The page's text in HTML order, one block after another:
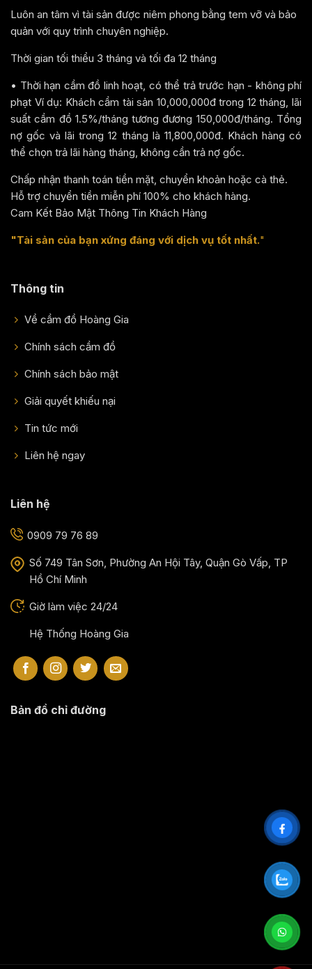
Luôn an tâm vì tài sản được niêm phong bằng tem vỡ và bảo
quản với quy trình chuyên nghiệp.
Thời gian tối thiểu 3 tháng và tối đa 12 tháng
• Thời hạn cầm đồ linh hoạt, có thể trả trước hạn - không phí
phạt Ví dụ: Khách cầm tài sản 10,000,000đ trong 12 tháng, lãi
suất cầm đồ 1.5%/tháng tương đương 150,000đ/tháng. Tổng
nợ gốc và lãi trong 12 tháng là 11,800,000đ. Khách hàng có
thể chọn trả lãi hàng tháng, không cần trả nợ gốc.
Chấp nhận thanh toán tiền mặt, chuyển khoản hoặc cà thẻ.
Hỗ trợ chuyển tiền miễn phí 100% cho khách hàng.
Cam Kết Bảo Mật Thông Tin Khách Hàng
"Tài sản của bạn xứng đáng với dịch vụ tốt nhất."
Thông tin
Về cầm đồ Hoàng Gia
Chính sách cầm đồ
Chính sách bảo mật
Giải quyết khiếu nại
Tin tức mới
Liên hệ ngay
Liên hệ
0909 79 76 89
Số 749 Tân Sơn, Phường An Hội Tây, Quận Gò Vấp, TP
Hồ Chí Minh
Giờ làm việc 24/24
Hệ Thống Hoàng Gia
Bản đồ chỉ đường